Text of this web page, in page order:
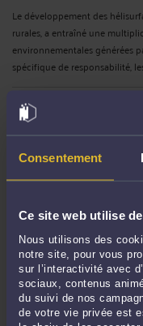
Consentement
Ce site web utilise
Nous utilisons des
notre site, pour vous
sur l’interactivité avec
sociaux, contenus
du suivi de nos
de votre vie privée est
Le développement des
rurales, a entraîné une
environnementales générées
spécifique de responsabilité,
POLLUTION DE L’AIR ET
DROIT FONDAMENTAL ?
ParLaurent GIMALACle 16/